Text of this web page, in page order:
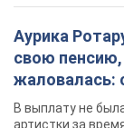
Аурика
свою
жаловалась:
певица
В выплату не
артистки за